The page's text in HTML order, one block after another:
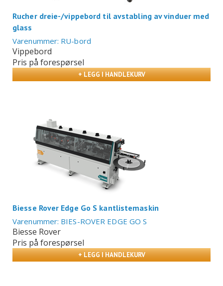
Rucher dreie-/vippebord til avstabling av vinduer med
glass
Varenummer: RU-bord
Vippebord
Pris på forespørsel
+ LEGG I HANDLEKURV
Biesse Rover Edge Go S kantlistemaskin
Varenummer: BIES-ROVER EDGE GO S
Biesse Rover
Pris på forespørsel
+ LEGG I HANDLEKURV